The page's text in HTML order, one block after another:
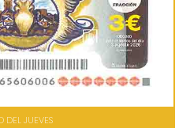
DEL JUEVES